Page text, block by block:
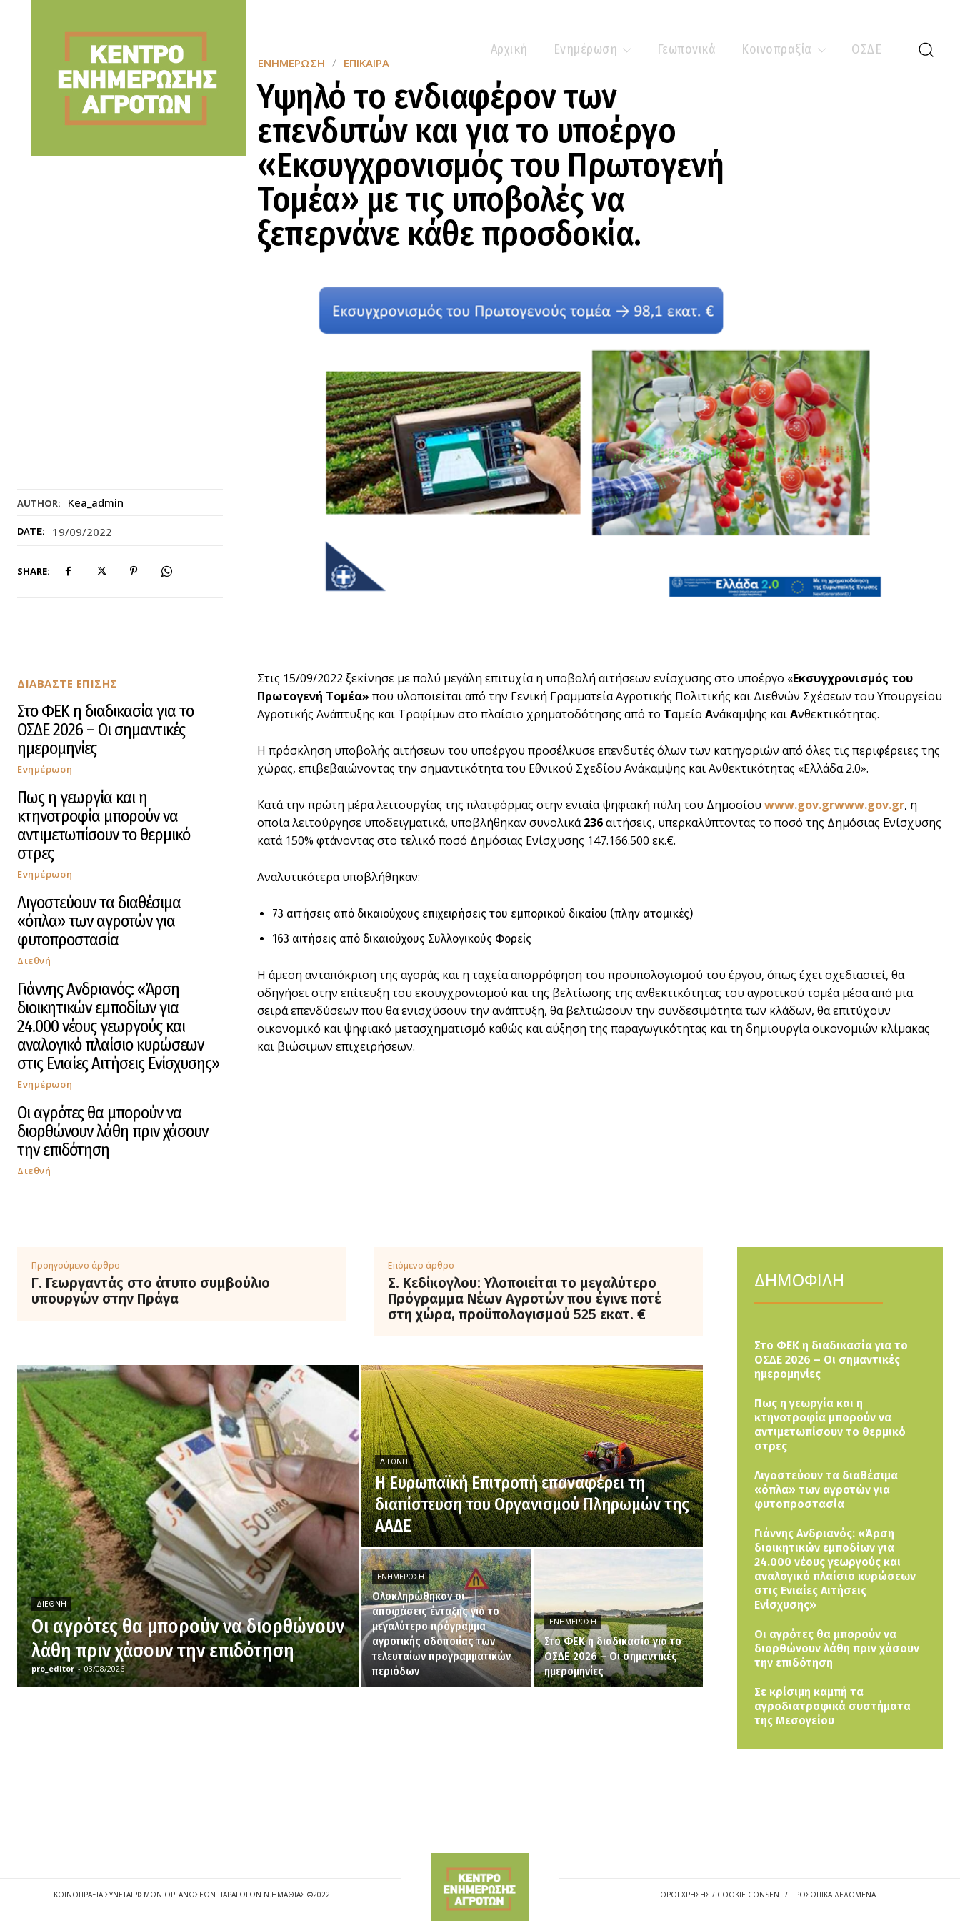
Αρχική Ενημέρωση Γεωπονικά Κοινοπραξία ΟΣΔΕ
AUTHOR: Kea_admin
DATE: 19/09/2022
SHARE:
ΕΝΗΜΈΡΩΣΗ ΕΠΊΚΑΙΡΑ
Υψηλό το ενδιαφέρον των
επενδυτών και για το υποέργο
«Εκσυγχρονισμός του Πρωτογενή
Τομέα» με τις υποβολές να
ξεπερνάνε κάθε προσδοκία.
ΔΙΑΒΑΣΤΕ ΕΠΙΣΗΣ
Στο ΦΕΚ η διαδικασία για το
ΟΣΔΕ 2026 – Οι σημαντικές
ημερομηνίες
Ενημέρωση
Πως η γεωργία και η
κτηνοτροφία μπορούν να
αντιμετωπίσουν το θερμικό
στρες
Ενημέρωση
Λιγοστεύουν τα διαθέσιμα
«όπλα» των αγροτών για
φυτοπροστασία
Διεθνή
Γιάννης Ανδριανός: «Άρση
διοικητικών εμποδίων για
24.000 νέους γεωργούς και
αναλογικό πλαίσιο κυρώσεων
στις Ενιαίες Αιτήσεις Ενίσχυσης»
Ενημέρωση
Οι αγρότες θα μπορούν να
διορθώνουν λάθη πριν χάσουν
την επιδότηση
Διεθνή
Στις 15/09/2022 ξεκίνησε με πολύ μεγάλη επιτυχία η υποβολή αιτήσεων ενίσχυσης στο υποέργο «Εκσυγχρονισμός του
Πρωτογενή Τομέα» που υλοποιείται από την Γενική Γραμματεία Αγροτικής Πολιτικής και Διεθνών Σχέσεων του Υπουργείου
Αγροτικής Ανάπτυξης και Τροφίμων στο πλαίσιο χρηματοδότησης από το Ταμείο Ανάκαμψης καιΑνθεκτικότητας.
Η πρόσκληση υποβολής αιτήσεων του υποέργου προσέλκυσε επενδυτές όλων των κατηγοριών από όλες τις περιφέρειες της
χώρας, επιβεβαιώνοντας την σημαντικότητα του Εθνικού Σχεδίου Ανάκαμψης και Ανθεκτικότητας «Ελλάδα 2.0».
Κατά την πρώτη μέρα λειτουργίας της πλατφόρμας στην ενιαία ψηφιακή πύλη του Δημοσίου www.gov.grwww.gov.gr, η
οποία λειτούργησε υποδειγματικά, υποβλήθηκαν συνολικά236αιτήσεις, υπερκαλύπτοντας το ποσό της Δημόσιας Ενίσχυσης
κατά 150% φτάνοντας στο τελικό ποσό Δημόσιας Ενίσχυσης 147.166.500 εκ.€.
Αναλυτικότερα υποβλήθηκαν:
73 αιτήσεις από δικαιούχους επιχειρήσεις του εμπορικού δικαίου (πλην ατομικές)
163 αιτήσεις από δικαιούχους Συλλογικούς Φορείς
Η άμεση ανταπόκριση της αγοράς και η ταχεία απορρόφηση του προϋπολογισμού του έργου, όπως έχει σχεδιαστεί, θα
οδηγήσει στην επίτευξη του εκσυγχρονισμού και της βελτίωσης της ανθεκτικότητας του αγροτικού τομέα μέσα από μια
σειρά επενδύσεων που θα ενισχύσουν την ανάπτυξη, θα βελτιώσουν την συνδεσιμότητα των κλάδων, θα επιτύχουν
οικονομικό και ψηφιακό μετασχηματισμό καθώς και αύξηση της παραγωγικότητας και τη δημιουργία οικονομιών κλίμακας
και βιώσιμων επιχειρήσεων.
Προηγούμενο άρθρο
Γ. Γεωργαντάς στο άτυπο συμβούλιο
υπουργών στην Πράγα
Επόμενο άρθρο
Σ. Κεδίκογλου: Υλοποιείται το μεγαλύτερο
Πρόγραμμα Νέων Αγροτών που έγινε ποτέ
στη χώρα, προϋπολογισμού 525 εκατ. €
ΔΙΕΘΝΉ
Οι αγρότες θα μπορούν να διορθώνουν
λάθη πριν χάσουν την επιδότηση
pro_editor - 03/08/2026
ΔΙΕΘΝΉ
H Ευρωπαϊκή Επιτροπή επαναφέρει τη
διαπίστευση του Οργανισμού Πληρωμών της
ΑΑΔΕ
ΕΝΗΜΈΡΩΣΗ
Ολοκληρώθηκαν οι
αποφάσεις ένταξης για το
μεγαλύτερο πρόγραμμα
αγροτικής οδοποιίας των
τελευταίων προγραμματικών
περιόδων
ΕΝΗΜΈΡΩΣΗ
Στο ΦΕΚ η διαδικασία για το
ΟΣΔΕ 2026 – Οι σημαντικές
ημερομηνίες
ΔΗΜΟΦΙΛΗ
Στο ΦΕΚ η διαδικασία για το
ΟΣΔΕ 2026 – Οι σημαντικές
ημερομηνίες
Πως η γεωργία και η
κτηνοτροφία μπορούν να
αντιμετωπίσουν το θερμικό
στρες
Λιγοστεύουν τα διαθέσιμα
«όπλα» των αγροτών για
φυτοπροστασία
Γιάννης Ανδριανός: «Άρση
διοικητικών εμποδίων για
24.000 νέους γεωργούς και
αναλογικό πλαίσιο κυρώσεων
στις Ενιαίες Αιτήσεις
Ενίσχυσης»
Οι αγρότες θα μπορούν να
διορθώνουν λάθη πριν χάσουν
την επιδότηση
Σε κρίσιμη καμπή τα
αγροδιατροφικά συστήματα
της Μεσογείου
ΚΟΙΝΟΠΡΑΞΙΑ ΣΥΝΕΤΑΙΡΙΣΜΩΝ ΟΡΓΑΝΩΣΕΩΝ ΠΑΡΑΓΩΓΩΝ Ν.ΗΜΑΘΙΑΣ ©2022 ΟΡΟΙ ΧΡΗΣΗΣ / COOKIE CONSENT / ΠΡΟΣΩΠΙΚΑ ΔΕΔΟΜΕΝΑ